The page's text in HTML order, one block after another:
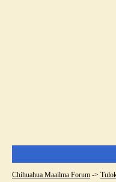
Chihuahua Maailma Forum ->